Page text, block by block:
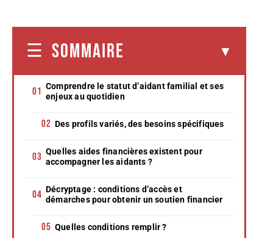
SOMMAIRE
Comprendre le statut d’aidant familial et ses
enjeux au quotidien
Des profils variés, des besoins spécifiques
Quelles aides financières existent pour
accompagner les aidants ?
Décryptage : conditions d’accès et
démarches pour obtenir un soutien financier
Quelles conditions remplir ?